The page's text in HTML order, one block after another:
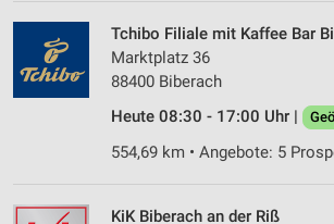
Tchibo Filiale mit Kaffee Bar
Marktplatz 36
88400 Biberach
Heute 08:30 - 17:00 Uhr |
554,69 km • Angebote: 5
KiK Biberach an der Riß